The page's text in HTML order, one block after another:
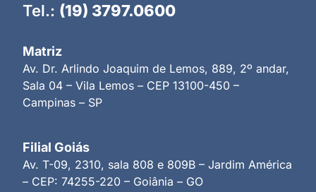
Tel.: (19) 3797.0600
Matriz
Av. Dr. Arlindo Joaquim de Lemos, 889, 2º andar,
Sala 04 – Vila Lemos – CEP 13100-450 –
Campinas – SP
Filial Goiás
Av. T-09, 2310, sala 808 e 809B – Jardim América
– CEP: 74255-220 – Goiânia – GO